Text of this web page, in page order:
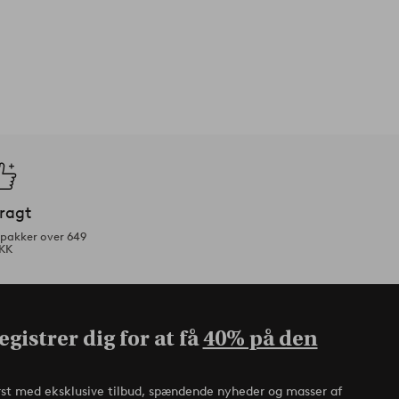
over 649
dig for at få40% på den
med eksklusive tilbud, spændende nyheder og masser af